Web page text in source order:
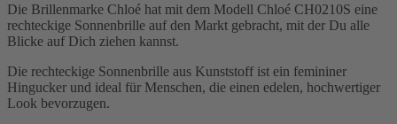
Die Brillenmarke Chloé hat mit dem Modell Chloé CH0210S eine
rechteckige Sonnenbrille auf den Markt gebracht, mit der Du alle
Blicke auf Dich ziehen kannst.
Die rechteckige Sonnenbrille aus Kunststoff ist ein femininer
Hingucker und ideal für Menschen, die einen edelen, hochwertiger
Look bevorzugen.